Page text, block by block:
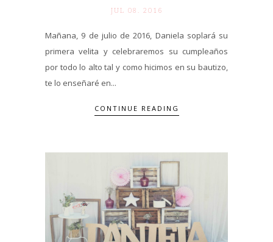
JUL 08. 2016
Mañana, 9 de julio de 2016, Daniela soplará su
primera velita y celebraremos su cumpleaños
por todo lo alto tal y como hicimos en su bautizo,
te lo enseñaré en...
CONTINUE READING